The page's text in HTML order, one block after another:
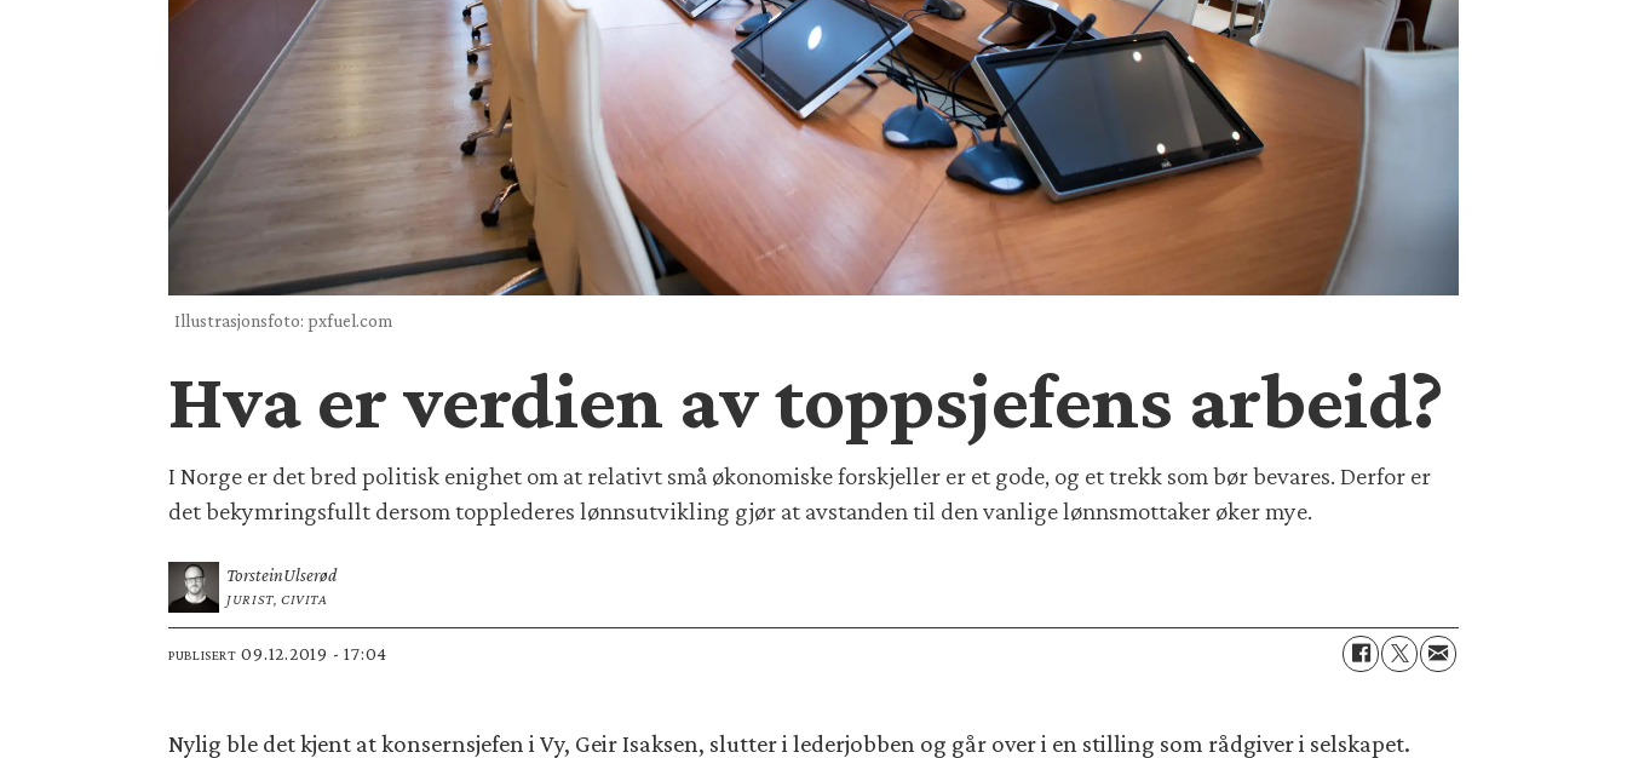
Illustrasjonsfoto: pxfuel.com
Hva er verdien av toppsjefens arbeid?
I Norge er det bred politisk enighet om at relativt små økonomiske forskjeller er et gode, og et trekk som bør bevares. Derfor er
det bekymringsfullt dersom topplederes lønnsutvikling gjør at avstanden til den vanlige lønnsmottaker øker mye.
TorsteinUlserød
JURIST, CIVITA
PUBLISERT 09.12.2019 - 17:04
Nylig ble det kjent at konsernsjefen i Vy, Geir Isaksen, slutter i lederjobben og går over i en stilling som rådgiver i selskapet.